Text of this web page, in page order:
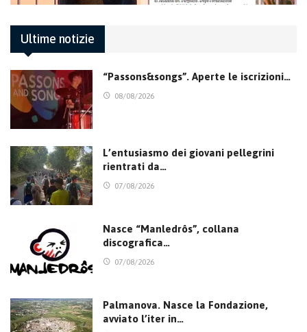
Ultime notizie
“Passons&songs”. Aperte le iscrizioni…
08/08/2026
L’entusiasmo dei giovani pellegrini
rientrati da…
07/08/2026
Nasce “Manledrôs”, collana
discografica…
07/08/2026
Palmanova. Nasce la Fondazione,
avviato l’iter in…